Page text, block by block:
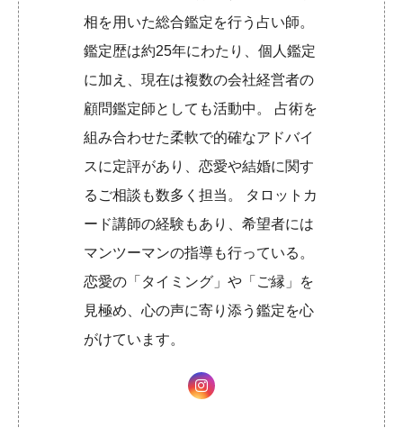
相を用いた総合鑑定を行う占い師。
鑑定歴は約25年にわたり、個人鑑定
に加え、現在は複数の会社経営者の
顧問鑑定師としても活動中。 占術を
組み合わせた柔軟で的確なアドバイ
スに定評があり、恋愛や結婚に関す
るご相談も数多く担当。 タロットカ
ード講師の経験もあり、希望者には
マンツーマンの指導も行っている。
恋愛の「タイミング」や「ご縁」を
見極め、心の声に寄り添う鑑定を心
がけています。